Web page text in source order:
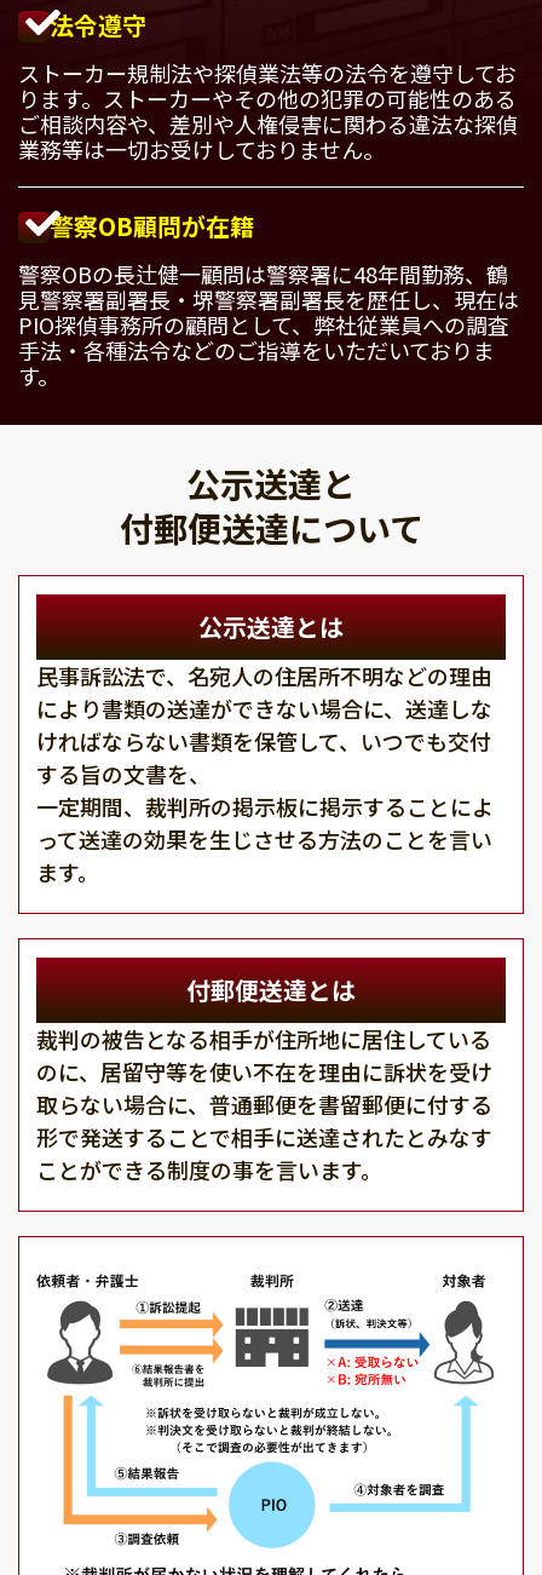
法令遵守
ストーカー規制法や探偵業法等の法令を遵守してお
ります。ストーカーやその他の犯罪の可能性のある
ご相談内容や、差別や人権侵害に関わる違法な探偵
業務等は一切お受けしておりません。
警察OB顧問が在籍
警察OBの長辻健一顧問は警察署に48年間勤務、鶴
見警察署副署長・堺警察署副署長を歴任し、現在は
PIO探偵事務所の顧問として、弊社従業員への調査
手法・各種法令などのご指導をいただいておりま
す。
公示送達と
付郵便送達について
公示送達とは
民事訴訟法で、名宛人の住居所不明などの理由
により書類の送達ができない場合に、送達しな
ければならない書類を保管して、いつでも交付
する旨の文書を、
一定期間、裁判所の掲示板に掲示することによ
って送達の効果を生じさせる方法のことを言い
ます。
付郵便送達とは
裁判の被告となる相手が住所地に居住している
のに、居留守等を使い不在を理由に訴状を受け
取らない場合に、普通郵便を書留郵便に付する
形で発送することで相手に送達されたとみなす
ことができる制度の事を言います。